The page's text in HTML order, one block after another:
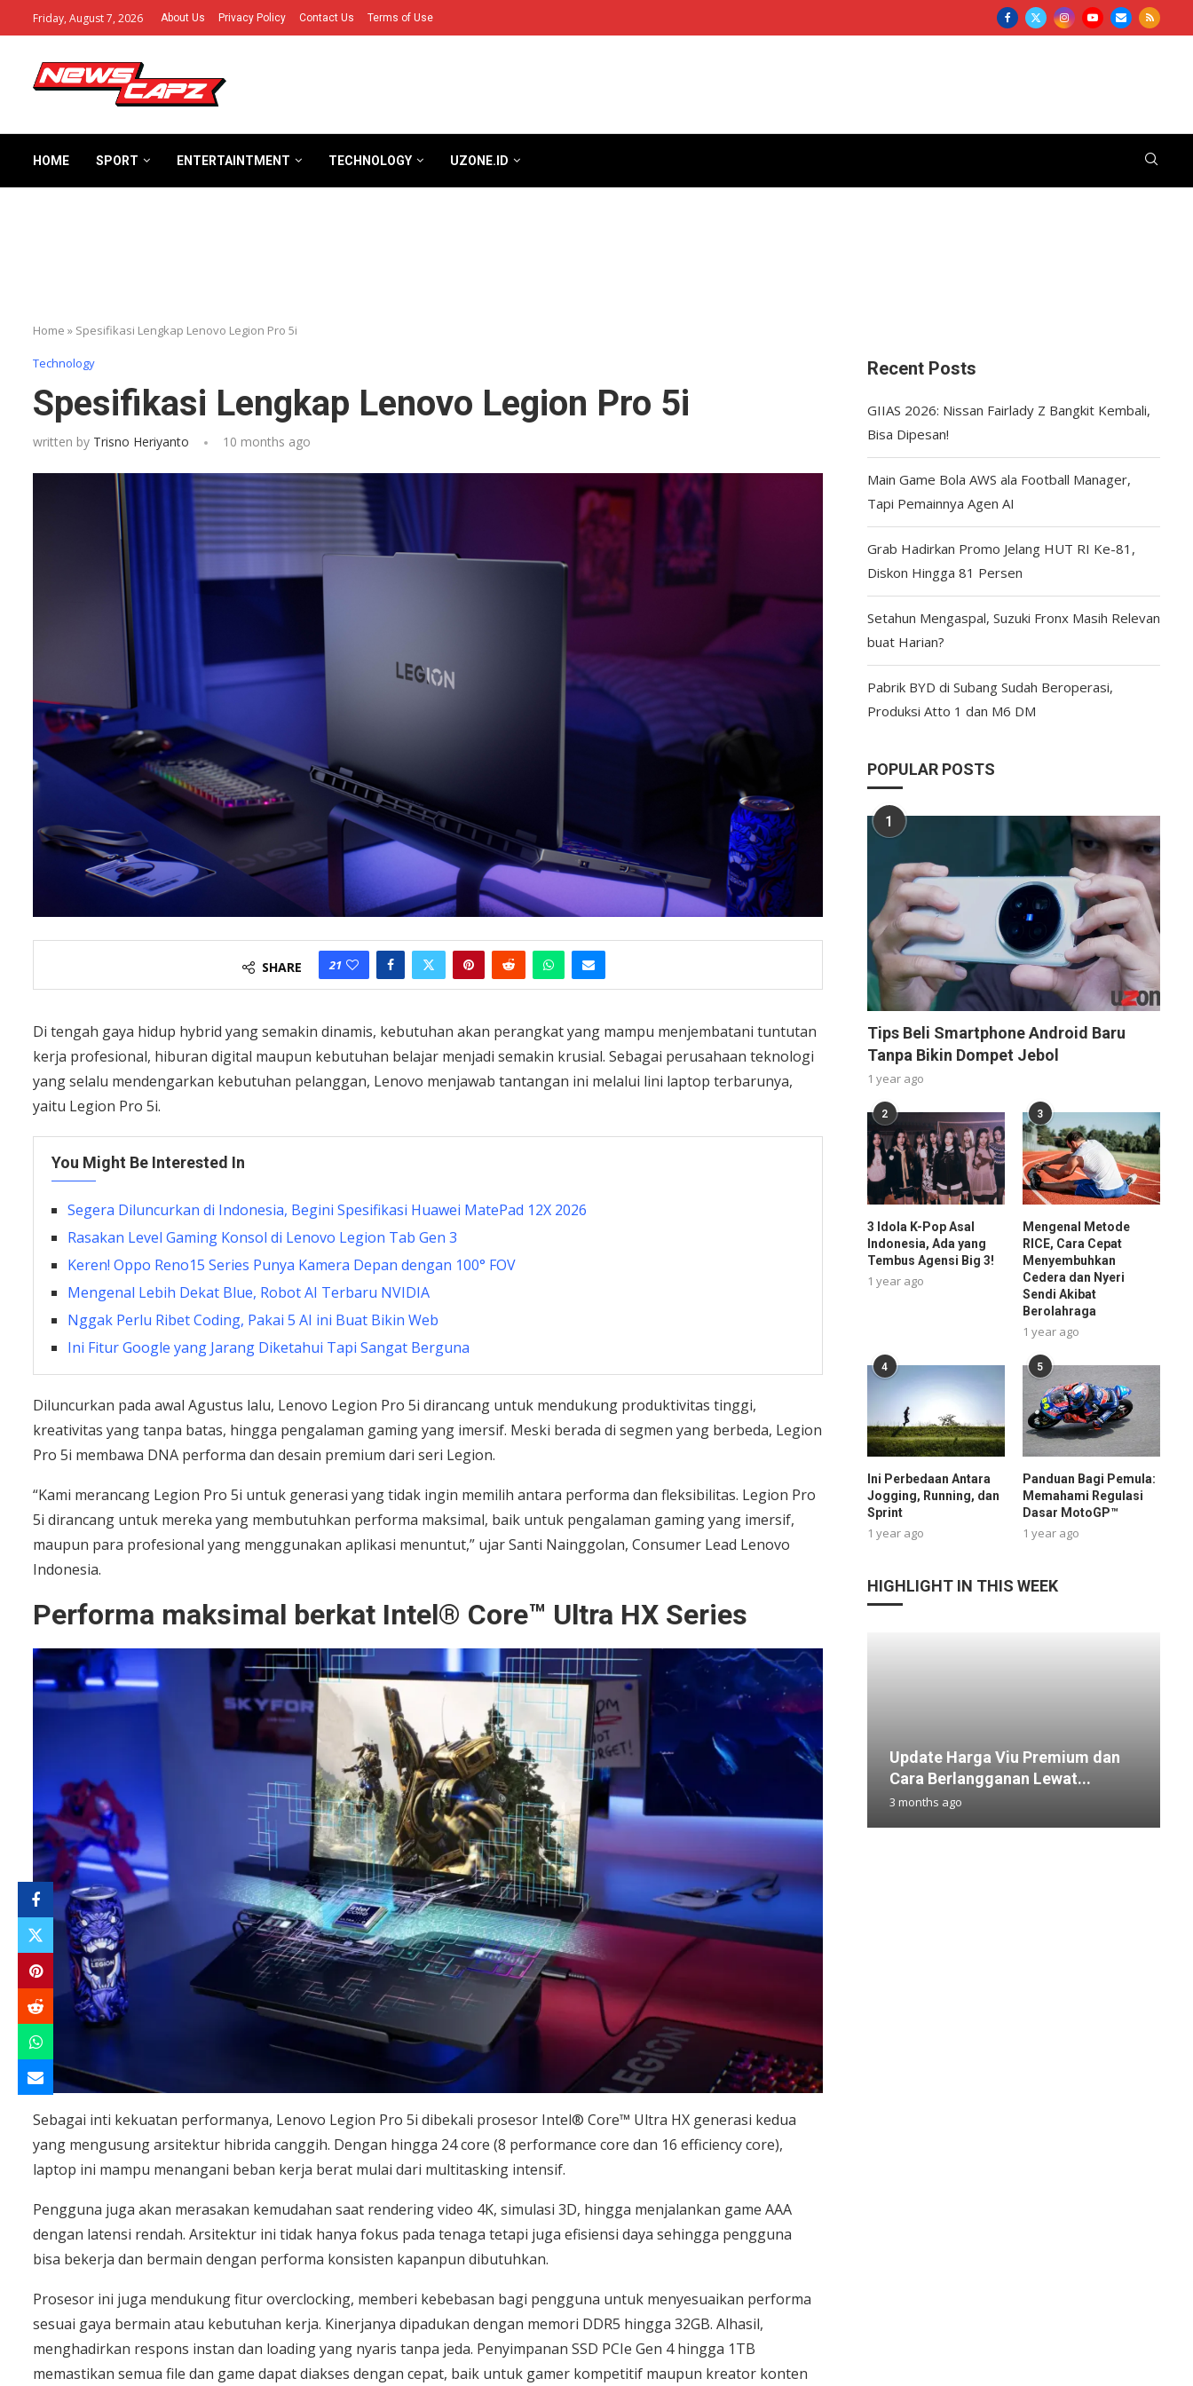
Friday, August 7, 2026 About Us Privacy Policy Contact Us Terms of Use
HOME SPORT ENTERTAINTMENT TECHNOLOGY UZONE.ID
Home » Spesifikasi Lengkap Lenovo Legion Pro 5i
Technology
Spesifikasi Lengkap Lenovo Legion Pro 5i
written by Trisno Heriyanto 10 months ago
SHARE 21
Di tengah gaya hidup hybrid yang semakin dinamis, kebutuhan akan perangkat yang mampu menjembatani tuntutan
kerja profesional, hiburan digital maupun kebutuhan belajar menjadi semakin krusial. Sebagai perusahaan teknologi
yang selalu mendengarkan kebutuhan pelanggan, Lenovo menjawab tantangan ini melalui lini laptop terbarunya,
yaitu Legion Pro 5i.
You Might Be Interested In
Segera Diluncurkan di Indonesia, Begini Spesifikasi Huawei MatePad 12X 2026
Rasakan Level Gaming Konsol di Lenovo Legion Tab Gen 3
Keren! Oppo Reno15 Series Punya Kamera Depan dengan 100° FOV
Mengenal Lebih Dekat Blue, Robot AI Terbaru NVIDIA
Nggak Perlu Ribet Coding, Pakai 5 AI ini Buat Bikin Web
Ini Fitur Google yang Jarang Diketahui Tapi Sangat Berguna
Diluncurkan pada awal Agustus lalu, Lenovo Legion Pro 5i dirancang untuk mendukung produktivitas tinggi,
kreativitas yang tanpa batas, hingga pengalaman gaming yang imersif. Meski berada di segmen yang berbeda, Legion
Pro 5i membawa DNA performa dan desain premium dari seri Legion.
“Kami merancang Legion Pro 5i untuk generasi yang tidak ingin memilih antara performa dan fleksibilitas. Legion Pro
5i dirancang untuk mereka yang membutuhkan performa maksimal, baik untuk pengalaman gaming yang imersif,
maupun para profesional yang menggunakan aplikasi menuntut,” ujar Santi Nainggolan, Consumer Lead Lenovo
Indonesia.
Performa maksimal berkat Intel® Core™ Ultra HX Series
Sebagai inti kekuatan performanya, Lenovo Legion Pro 5i dibekali prosesor Intel® Core™ Ultra HX generasi kedua
yang mengusung arsitektur hibrida canggih. Dengan hingga 24 core (8 performance core dan 16 efficiency core),
laptop ini mampu menangani beban kerja berat mulai dari multitasking intensif.
Pengguna juga akan merasakan kemudahan saat rendering video 4K, simulasi 3D, hingga menjalankan game AAA
dengan latensi rendah. Arsitektur ini tidak hanya fokus pada tenaga tetapi juga efisiensi daya sehingga pengguna
bisa bekerja dan bermain dengan performa konsisten kapanpun dibutuhkan.
Prosesor ini juga mendukung fitur overclocking, memberi kebebasan bagi pengguna untuk menyesuaikan performa
sesuai gaya bermain atau kebutuhan kerja. Kinerjanya dipadukan dengan memori DDR5 hingga 32GB. Alhasil,
menghadirkan respons instan dan loading yang nyaris tanpa jeda. Penyimpanan SSD PCIe Gen 4 hingga 1TB
memastikan semua file dan game dapat diakses dengan cepat, baik untuk gamer kompetitif maupun kreator konten
Recent Posts
GIIAS 2026: Nissan Fairlady Z Bangkit Kembali,
Bisa Dipesan!
Main Game Bola AWS ala Football Manager,
Tapi Pemainnya Agen AI
Grab Hadirkan Promo Jelang HUT RI Ke-81,
Diskon Hingga 81 Persen
Setahun Mengaspal, Suzuki Fronx Masih Relevan
buat Harian?
Pabrik BYD di Subang Sudah Beroperasi,
Produksi Atto 1 dan M6 DM
POPULAR POSTS
1
Tips Beli Smartphone Android Baru
Tanpa Bikin Dompet Jebol
1 year ago
2
3 Idola K-Pop Asal
Indonesia, Ada yang
Tembus Agensi Big 3!
1 year ago
3
Mengenal Metode
RICE, Cara Cepat
Menyembuhkan
Cedera dan Nyeri
Sendi Akibat
Berolahraga
1 year ago
4
Ini Perbedaan Antara
Jogging, Running, dan
Sprint
1 year ago
5
Panduan Bagi Pemula:
Memahami Regulasi
Dasar MotoGP™
1 year ago
HIGHLIGHT IN THIS WEEK
Update Harga Viu Premium dan
Cara Berlangganan Lewat...
3 months ago